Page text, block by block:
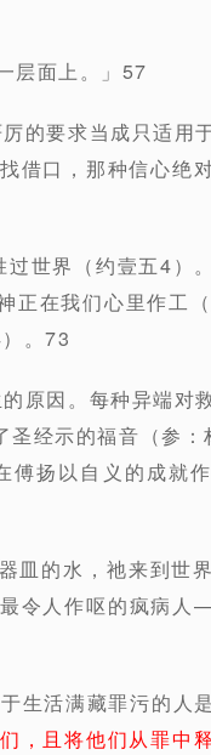
层面上。」57
的要求当成只适用
借口，那种信心绝
世界（约壹五4）
正在我们心里作工
。73
原因。每种异端对
经示的福音（参：
扬以自义的成就
皿的水，祂来到世
令人作呕的疯病
生活满藏罪污的人
，且将他们从罪中